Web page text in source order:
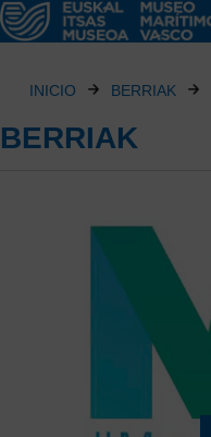
INICIO BERRIAK
BERRIAK